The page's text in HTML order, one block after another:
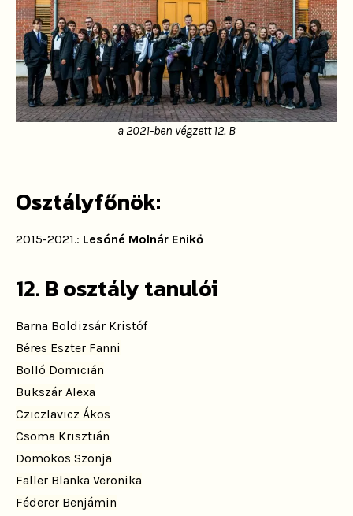
a 2021-ben végzett 12. B
Osztályfőnök:
2015-2021.: Lesóné Molnár Enikő
12. B osztály tanulói
Barna Boldizsár Kristóf
Béres Eszter Fanni
Bolló Domicián
Bukszár Alexa
Cziczlavicz Ákos
Csoma Krisztián
Domokos Szonja
Faller Blanka Veronika
Féderer Benjámin